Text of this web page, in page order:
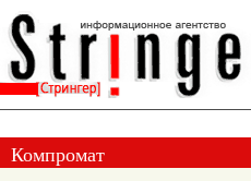
Компромат